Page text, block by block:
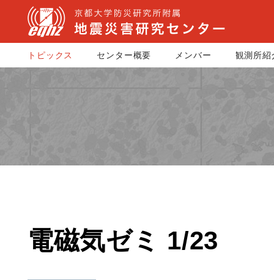
トピックス センター概要 メンバー 観測所紹
電磁気ゼミ 1/23